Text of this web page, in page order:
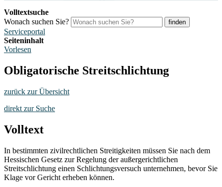
Volltextsuche
Wonach suchen Sie?
finden
Serviceportal
Seiteninhalt
Vorlesen
Obligatorische Streitschlichtung
zurück zur Übersicht
direkt zur Suche
Volltext
In bestimmten zivilrechtlichen Streitigkeiten müssen Sie nach dem
Hessischen Gesetz zur Regelung der außergerichtlichen
Streitschlichtung einen Schlichtungsversuch unternehmen, bevor Sie
Klage vor Gericht erheben können.